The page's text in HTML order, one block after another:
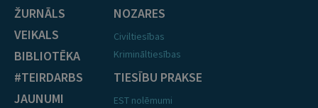
ŽURNĀLS
VEIKALS
BIBLIOTĒKA
#TEIRDARBS
JAUNUMI
NOZARES
Civiltiesības
Krimināltiesības
TIESĪBU PRAKSE
EST nolēmumi